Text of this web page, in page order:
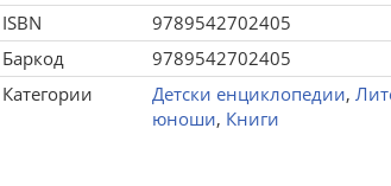
ISBN
9789542702405
Баркод
9789542702405
Категории
Детски енциклопедии,
юноши, Книги